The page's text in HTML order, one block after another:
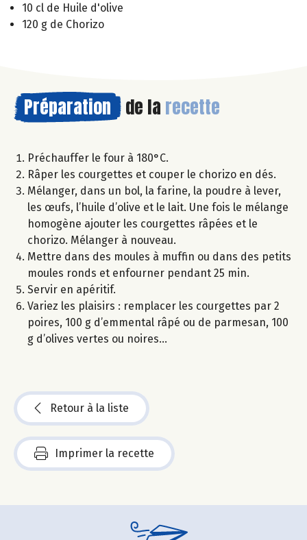
10 cl de Huile d'olive
120 g de Chorizo
Préparation de la recette
Préchauffer le four à 180°C.
Râper les courgettes et couper le chorizo en dés.
Mélanger, dans un bol, la farine, la poudre à lever,
les œufs, l’huile d’olive et le lait. Une fois le mélange
homogène ajouter les courgettes râpées et le
chorizo. Mélanger à nouveau.
Mettre dans des moules à muffin ou dans des petits
moules ronds et enfourner pendant 25 min.
Servir en apéritif.
Variez les plaisirs : remplacer les courgettes par 2
poires, 100 g d’emmental râpé ou de parmesan, 100
g d’olives vertes ou noires…
Retour à la liste
Imprimer la recette